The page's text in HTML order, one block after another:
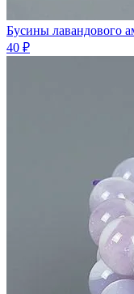
Бусины лавандового
40 ₽